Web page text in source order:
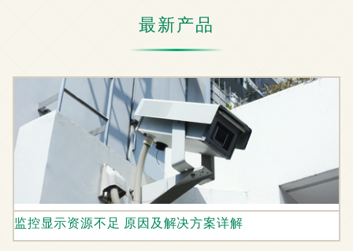
最新产品
监控显示资源不足 原因及解决方案详解